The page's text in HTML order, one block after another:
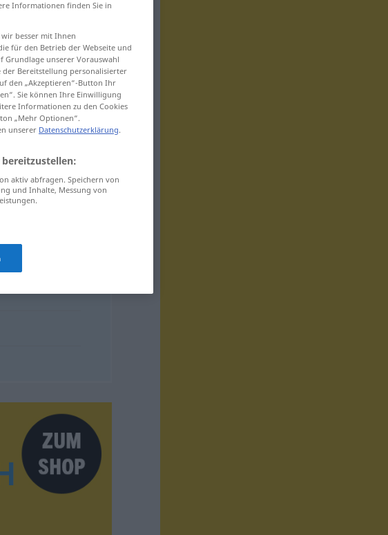
Informationen finden Sie in
besser mit Ihnen
für den Betrieb der Webseite und
Grundlage unserer Vorauswahl
der Bereitstellung personalisierter
den „Akzeptieren“-Button Ihr
Sie können Ihre Einwilligung
Informationen zu den Cookies
„Mehr Optionen“.
unserer Datenschutzerklärung.
aktiv abfragen. Speichern von
und Inhalte, Messung von